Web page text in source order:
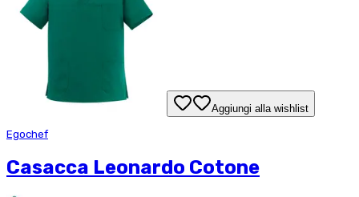
Aggiungi alla wishlist
Egochef
Casacca Leonardo Cotone